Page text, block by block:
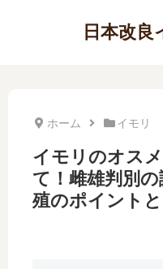
日本改
ホーム イモリ
イモリのオス
て！雌雄判別
殖のポイントと